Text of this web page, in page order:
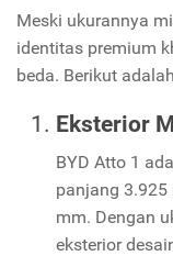
Meski ukurannya
identitas premium
beda. Berikut
Eksterior
BYD Atto 1
panjang 3.925
mm. Dengan
eksterior